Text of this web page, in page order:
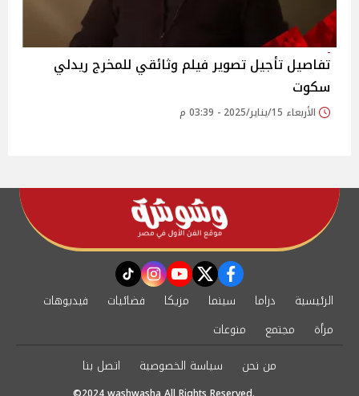
تفاصيل تأجيل تصوير فيلم وثائقي للمخرج ريدلي
سكوت
الأربعاء 15/يناير/2025 - 03:39 م
facebook
twitter
youtube
instagram
tiktok
الرئيسية دراما سينما مزيكا فضائيات
فيديوهات
مرأة
مجتمع
منوعات
من نحن
سياسة الخصوصية اتصل بنا